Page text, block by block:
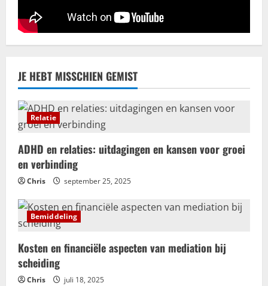
4
Een natuurlijke aanpak voor het
verbeteren van je seksuele gezondheid
5
Trouwhuisstijl en Decoratie
Hoe creëer jij dé perfecte
mei 12, 2025
JE HEBT MISSCHIEN GEMIST
Relatie
ADHD en relaties: uitdagingen en kansen voor groei
en verbinding
Chris september 25, 2025
Bemiddeling
Kosten en financiële aspecten van mediation bij
scheiding
Chris juli 18, 2025